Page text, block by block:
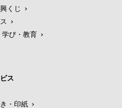
くじ
学び・教育
ス
・印紙